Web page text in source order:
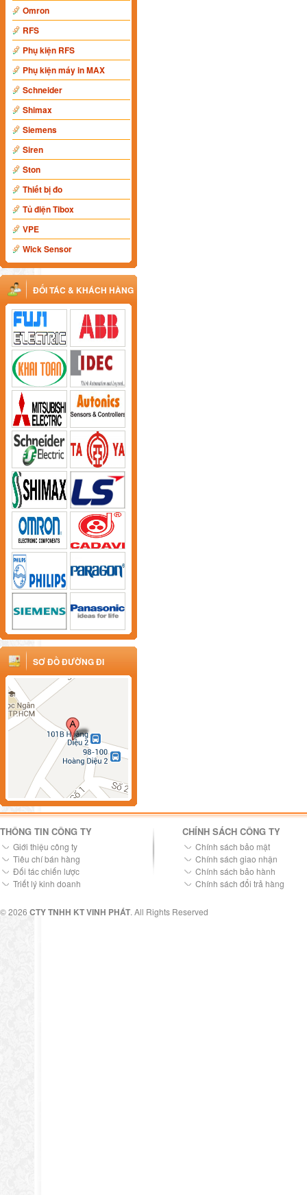
Omron
RFS
Phụ kiện RFS
Phụ kiện máy in MAX
Schneider
Shimax
Siemens
Siren
Ston
Thiết bị đo
Tủ điện Tibox
VPE
Wick Sensor
ĐỐI TÁC & KHÁCH HÀNG
SƠ ĐỒ ĐƯỜNG ĐI
THÔNG TIN CÔNG TY
Giới thiệu công ty
Tiêu chí bán hàng
Đối tác chiến lược
Triết lý kinh doanh
CHÍNH SÁCH CÔNG TY
Chính sách bảo mật
Chính sách giao nhận
Chính sách bảo hành
Chính sách đổi trả hàng
© 2026 CTY TNHH KT VINH PHÁT. All Rights Reserved